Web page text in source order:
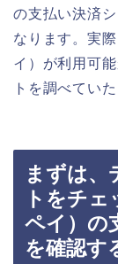
の支払い決済
なります。実
イ）が利用可
トを調べてい
まずは、
トをチ
ペイ）の
を確認す